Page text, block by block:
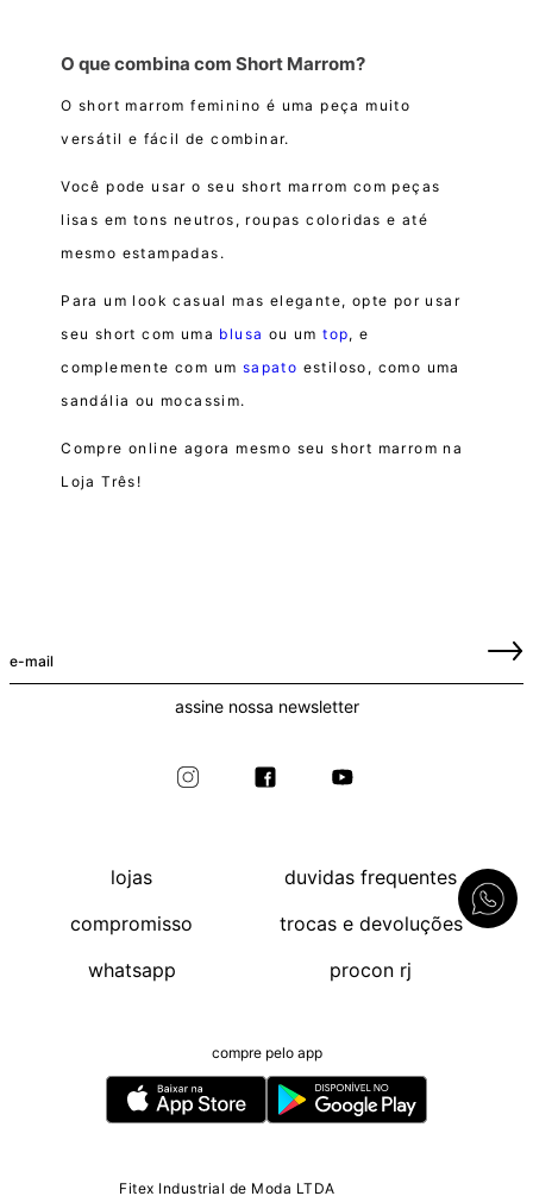
O que combina com Short Marrom?
O short marrom feminino é uma peça muito
versátil e fácil de combinar.
Você pode usar o seu short marrom com peças
lisas em tons neutros, roupas coloridas e até
mesmo estampadas.
Para um look casual mas elegante, opte por usar
seu short com uma blusa ou umtop, e
complemente com um sapato estiloso, como uma
sandália ou mocassim.
Compre online agora mesmo seu short marrom na
Loja Três!
assine nossa newsletter
lojas
compromisso
whatsapp
duvidas frequentes
trocas e devoluções
procon rj
compre pelo app
Fitex Industrial de Moda LTDA